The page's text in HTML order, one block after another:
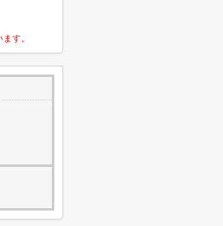
す。